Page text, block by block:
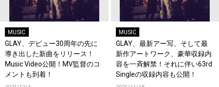
MUSIC
GLAY、デビュー30周年の先に
導き出した新曲をリリース！
Music Video公開！MV監督のコ
メントも到着！
MUSIC
GLAY、最新アー写、そして最
新作アートワーク、豪華収録内
容を一斉解禁！それに伴い63rd
Singleの収録内容も公開！